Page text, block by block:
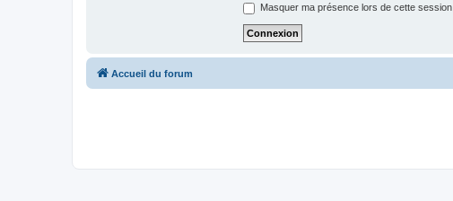
Masquer ma présence lors de cette session
Accueil du forum